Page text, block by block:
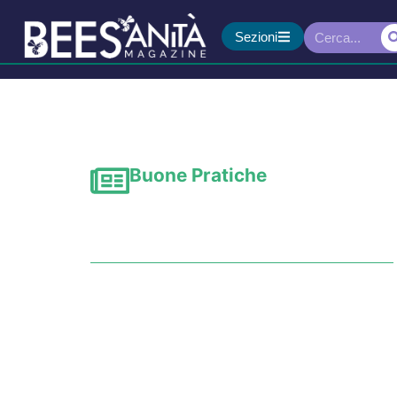
Sezioni
Buone Pratiche